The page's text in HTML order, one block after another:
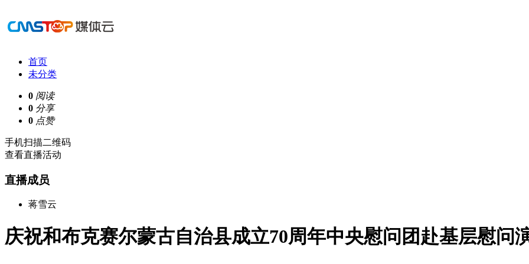
首页
未分类
0 阅读
0 分享
0 点赞
手机扫描二维码
查看直播活动
直播成员
蒋雪云
庆祝和布克赛尔蒙古自治县成立70周年中央慰问团赴基层慰问